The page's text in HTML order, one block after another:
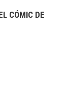
CÓMIC DE